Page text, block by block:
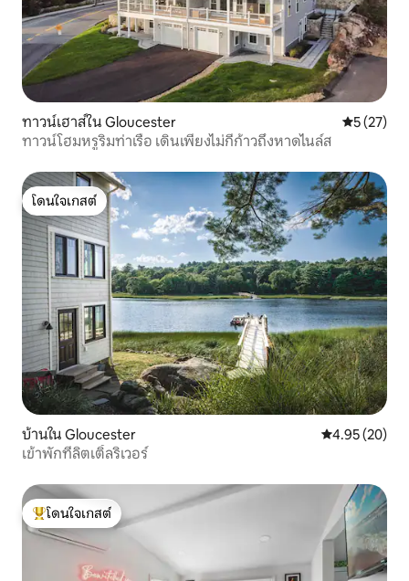
ทาวน์เฮาส์ใน Gloucester คะแนนเฉลี่
5 (27)
ทาวน์โฮมหรูริมท่าเรือ เดินเพียงไม่กี่ก้าวถึงหาดไนล์ส
โดนใจเกสต์
โดนใจเกสต์
บ้านใน Gloucester คะแนนเฉลี่ย
4.95 (20)
เข้าพักที่ลิตเติ้ลริเวอร์
โดนใจเกสต์ที่สุด
โดนใจเกสต์